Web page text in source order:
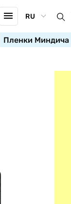
RU
Пленки Миндича